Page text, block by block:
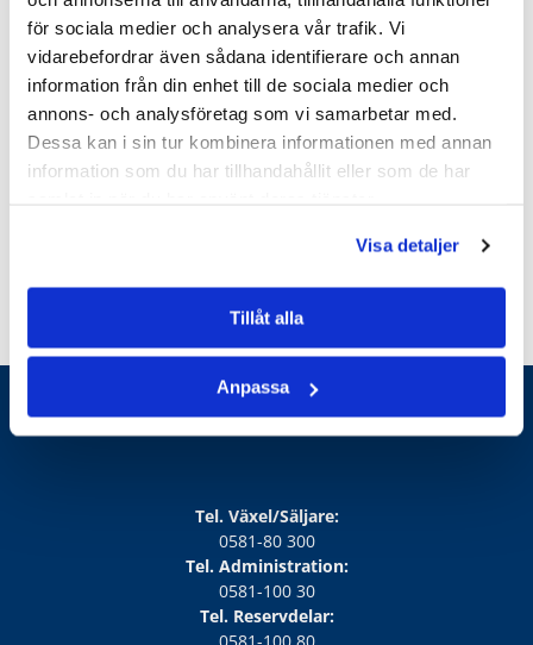
för sociala medier och analysera vår trafik. Vi
vidarebefordrar även sådana identifierare och annan
information från din enhet till de sociala medier och
annons- och analysföretag som vi samarbetar med.
Dessa kan i sin tur kombinera informationen med annan
information som du har tillhandahållit eller som de har
Visa detaljer
Tillåt alla
Anpassa
Tel. Växel/Säljare:
0581-80 300
Tel. Administration:
0581-100 30
Tel. Reservdelar: